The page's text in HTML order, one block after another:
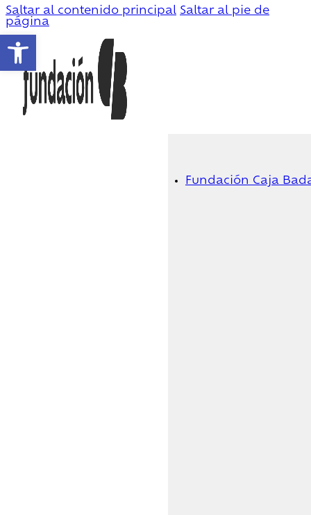
Abrir barra de herramientas
Saltar al contenido principal Saltar al pie de
página
Fundación Caja